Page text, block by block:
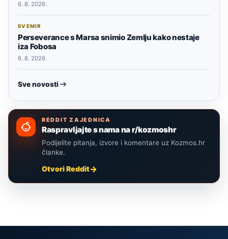
6. 8. 2026.
SVEMIR
Perseverance s Marsa snimio Zemlju kako nestaje
iza Fobosa
6. 8. 2026.
Sve novosti
REDDIT ZAJEDNICA
Raspravljajte s nama na r/kozmoshr
Podijelite pitanja, izvore i komentare uz Kozmos.hr
članke.
Otvori Reddit